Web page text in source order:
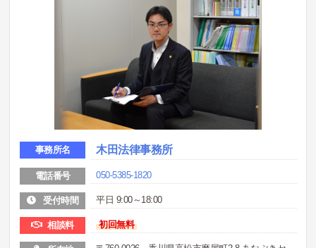
事務所名 木田法律事務所
電話番号 050-5385-1820
受付時間 平日 9:00～18:00
相談料 初回無料